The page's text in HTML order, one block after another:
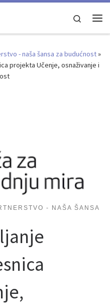
Search
- naša šansa za budućnost»
projekta Učenje, osnaživanje i
- NAŠA ŠANSA